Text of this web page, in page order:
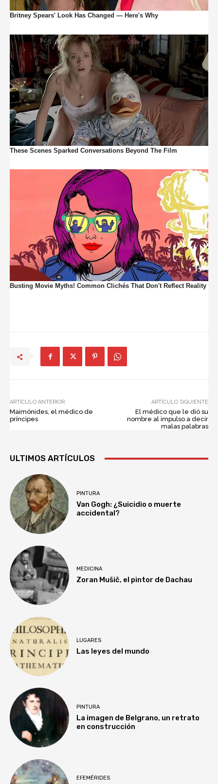
ARTÍCULO ANTERIOR
Maimónides, el médico de
príncipes
ARTÍCULO SIGUIENTE
El médico que le dió su
nombre al impulso a decir
malas palabras
ULTIMOS ARTÍCULOS
PINTURA
Van Gogh: ¿Suicidio o muerte
accidental?
MEDICINA
Zoran Mušič, el pintor de Dachau
LUGARES
Las leyes del mundo
PINTURA
La imagen de Belgrano, un retrato
en construcción
EFEMÉRIDES